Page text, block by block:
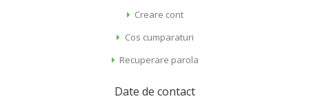
Creare cont
Cos cumparaturi
Recuperare parola
Date de contact